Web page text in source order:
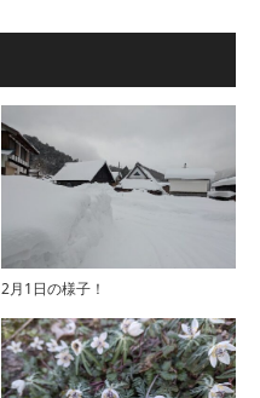
2月1日の様子！